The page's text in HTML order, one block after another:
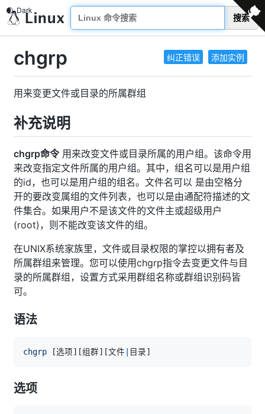
搜索
纠正错误 添加实例
chgrp
用来变更文件或目录的所属群组
补充说明
chgrp命令用来改变文件或目录所属的用户组。该命令用
来改变指定文件所属的用户组。其中，组名可以是用户组
的id，也可以是用户组的组名。文件名可以 是由空格分
开的要改变属组的文件列表，也可以是由通配符描述的文
件集合。如果用户不是该文件的文件主或超级用户
(root)，则不能改变该文件的组。
在UNIX系统家族里，文件或目录权限的掌控以拥有者及
所属群组来管理。您可以使用chgrp指令去变更文件与目
录的所属群组，设置方式采用群组名称或群组识别码皆
可。
语法
chgrp [选项] [组群] [文件 目录]
选项